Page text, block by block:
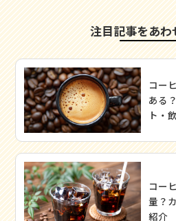
注目記事をあわ
コー
ある
ト・
コー
量？
紹介